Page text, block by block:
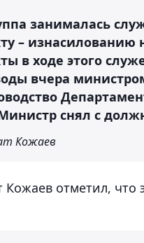
занималась
– изнасилованию
в ходе этого
вчера
снял с
Кожаев
Кожаев отметил, что